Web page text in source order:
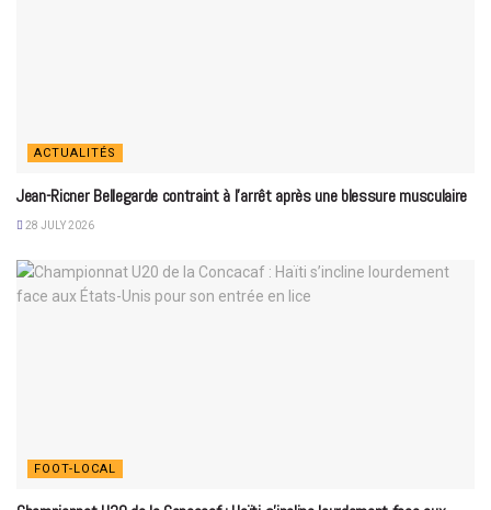
ACTUALITÉS
Jean-Ricner Bellegarde contraint à l’arrêt après une blessure musculaire
28 JULY 2026
FOOT-LOCAL